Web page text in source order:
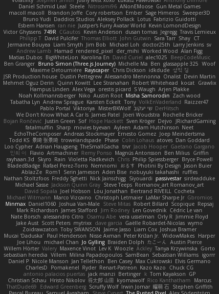
Daniel Schmid Leal Steele Nitrosimi96 ANonEMoose Gun Metal Games
macoll macoll
Brandon Joffe Cory robertson Ember Sage Himeros Sweeper3D
Bruno Yudi Daddios Studios Aleksey Pollack Lotus Fabrizio Guidotti
Esbern Hansen ran nie Justper's Furry Avatar World Kevin LomondDesign
Victor Ghyssens 749R CGautos Kevin Anderson dusan tomas Jegregg Travis Lemieux
Philipp T David Pulcifer Thomas Elliott John Gutwin Sara Tarr Shay CT
Jermaine Bouyea Liam Smyth Jim Bob Michael Loh doctor25th Larry Jenkins sv
Andrew Lamb Hamad rendered_pixel der_mihi Worked Wood Alan Figg
Matias Dubos BigWhiteLion Karolina En David Curiel alec1025
BeepCodeMusic
Ben Granger Bruno Simon (Three.js Journey) Michelle Ma Ben glassapple 325 Woof
Maxime Detournière Rayscaper Chris Dickson idkdude 성익 김
JSR Production house Dustin Pettegrew Alessandro Mennonna Onalist Devin Martin
Mehmet Oguz Derin
Quinn Kowitt Lee Stranahan Robert Whitehead kocat Grawlix
Hampus Linden Alex Vega orestis picard S Waugh Arjen Plakke
Noah Kollmannsberger Niko Austin Root Misha Samorodin Zach wood
Tabatha Lyn Andrew Sprague Karsten Eckelt Tony VolkEnVaderland Raizzer47
Pablo Portal Viktoriya MisterBKWolf שי יעקוב DerHitsch
We Don't Know What A Car Is James Patel Joeri Woudstra Rochelle Bricker
Bojan Rončević Justin Green Sof Hope Hackett Sven Kröger Dejvo
JRichardGaming
fatalmuffin Sharp movies byevan Ayleen Adam Hutchinson Neet
EchoTheComposer Andreas Stockmayer Ernesto Gomez Joep Meindertsma
Todd KS 景琦 张景琦 trowelandspade Phase Colin Lohaus atoves Dan Goddard
Loo Cypher Adrian Haugseng TheSmallGacha trvr Jacob Hooper Gaetano Gargano
민희 이
Flavio Artmachiner Remy Ponso Magnús Antonsson Ben Milius Griffin
rayhaan.3d
Skyro Rain Violetta Radkevich Chris Philip Spiessberger Bryce Powell
BladedBadge Rafael Perez-Torro Nemnomi おるす Photini By Design Jason Buier
AblazZe Rom1 Serin Jameson Aden Bise nobuyuki takahashi
ruffles
Nathan Stoltzfoos Freddy Sghetti Nick Jainschigg Siyouardi passivestar sirdeadduke
Michael Sasse Jackson Quinn Gray Steve Teeps Romanov_art Romanov_art
David Sopala Joel Hobson Lou Jonathan Bertrand RIVEILL Cocheta
Michael Witmann Marco Vizcaino Christoph Letmaier LaMar Sharpe Jr Gbromios
Minmax Daniel1060 Joshua Van-Male Steve Mitas Robert Billard Scopique Repsaj
Mark Richardson James Stafford Jim Rodney Len Govednik Cédric Le van
Nate Borsch alessandro Citro Osamu Abe vera usselman Orly R Jimmie Floyd
Jake Aust Scott Peters mytrixx dave garcia Gaëlle Robardet-Nicolas wymo
Zoidrawzaton Toby SWANSON Jaime Jasso Liam Cox Joshua Bramer
Mucai 'Daduska' Paul Henderson Nisse Axman Peter Križan Jr. WidowMakes Harper
Joe Lihou
michael Chan Jo Gylling Braiden Dolph たこーん Austin Pierce
Willem Hörter Valery Maxence Vinot Lev K Woozle Ackley Tanya Krzywinska Gorto
sebastian heredia Villem Milina Papadopoulos SamBean Sebastian Williams igorrr
Daniel P Nicole Manson Jan Tellethon Ben Casey Max Cukrowski Elvis Germano
CharlesD
Pomakenel Ryder Renart-Patreon Kazo Kazo
Chuck CG
antonio palacios puertas jack manzi Bertinger k Tom Kayakson GP
Christian Schau
Hristo Nikolov 将太郎 山田 kyomawolf Rico Kanthatham
Marcus
ThatDude69
Edward Greenberg Scruffy Wolf Irwin Jomar 曜萌 石 Stephen Griffith